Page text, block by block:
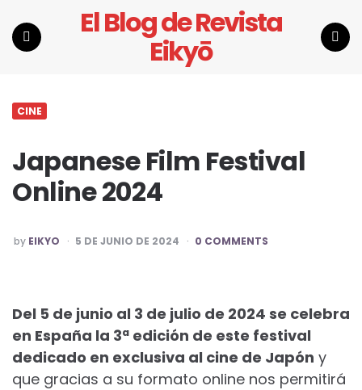
El Blog de Revista
Eikyō
CINE
Japanese Film Festival
Online 2024
POSTED
BY
by EIKYO 5 DE JUNIO DE 2024 0 COMMENTS
Del 5 de junio al 3 de julio de 2024 se celebra
en España la 3ª edición de este festival
dedicado en exclusiva al cine de Japón y
que gracias a su formato online nos permitirá